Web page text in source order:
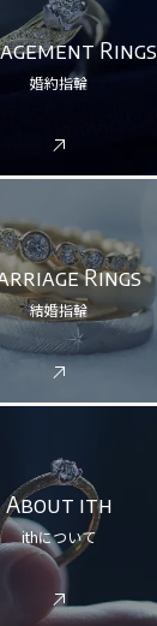
Rings
婚約指輪
Rings
結婚指輪
About ith
ithについて